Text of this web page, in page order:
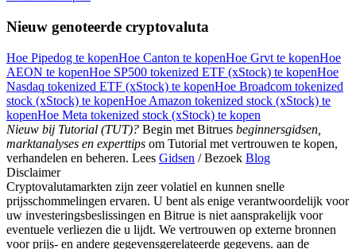
Nieuw genoteerde cryptovaluta
Hoe Pipedog te kopenHoe Canton te kopenHoe Grvt te kopenHoe
AEON te kopenHoe SP500 tokenized ETF (xStock) te kopenHoe
Nasdaq tokenized ETF (xStock) te kopenHoe Broadcom tokenized
stock (xStock) te kopenHoe Amazon tokenized stock (xStock) te
kopenHoe Meta tokenized stock (xStock) te kopen
Nieuw bij Tutorial (TUT)? Begin met Bitrues beginnersgidsen,
marktanalyses en experttips om Tutorial met vertrouwen te kopen,
verhandelen en beheren. Lees Gidsen / Bezoek Blog
Disclaimer
Cryptovalutamarkten zijn zeer volatiel en kunnen snelle
prijsschommelingen ervaren. U bent als enige verantwoordelijk voor
uw investeringsbeslissingen en Bitrue is niet aansprakelijk voor
eventuele verliezen die u lijdt. We vertrouwen op externe bronnen
voor prijs- en andere gegevensgerelateerde gegevens. aan de